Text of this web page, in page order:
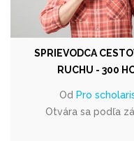
SPRIEVODCA
RUCHU - 300
Od Pro
Otvára sa podľa